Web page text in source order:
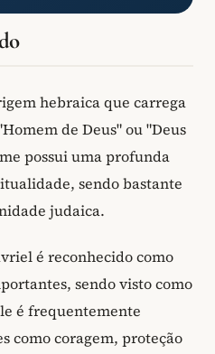
hebraica que carrega
de Deus" ou "Deus
possui uma profunda
sendo bastante
judaica.
é reconhecido como
sendo visto como
é frequentemente
como coragem, proteção